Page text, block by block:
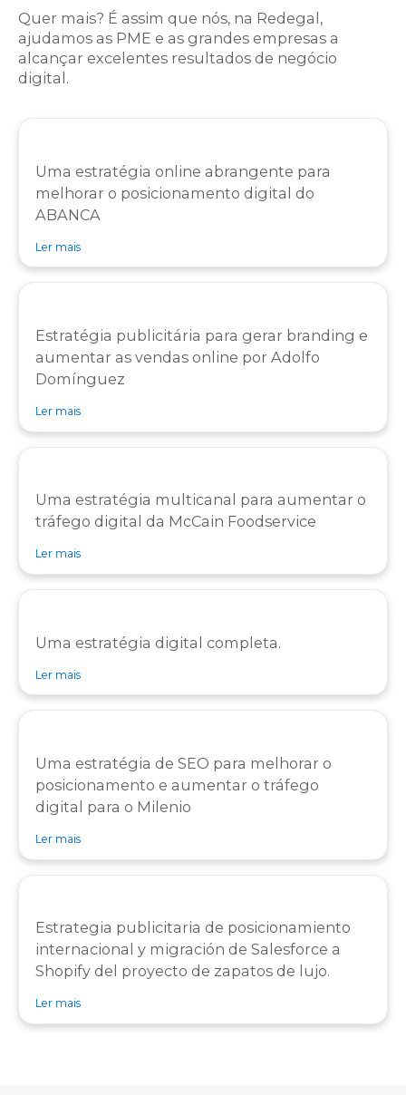
Quer mais? É assim que nós, na Redegal,
ajudamos as PME e as grandes empresas a
alcançar excelentes resultados de negócio
digital.
Uma estratégia online abrangente para
melhorar o posicionamento digital do
ABANCA
Ler maissobre caso de sucesso Caso de sucesso do ABANCA
Estratégia publicitária para gerar branding e
aumentar as vendas online por Adolfo
Domínguez
Ler maissobre caso de sucesso Caso de sucesso Adolfo Domínguez
Uma estratégia multicanal para aumentar o
tráfego digital da McCain Foodservice
Ler maissobre caso de sucesso Caso de sucesso da McCain Foodservice
Uma estratégia digital completa.
Ler maissobre caso de sucesso Caso de sucesso Oney
Uma estratégia de SEO para melhorar o
posicionamento e aumentar o tráfego
digital para o Milenio
Ler maissobre caso de sucesso Caso de sucesso Milenio
Estrategia publicitaria de posicionamiento
internacional y migración de Salesforce a
Shopify del proyecto de zapatos de lujo.
Ler maissobre caso de sucesso Caso de sucesso Pedro García